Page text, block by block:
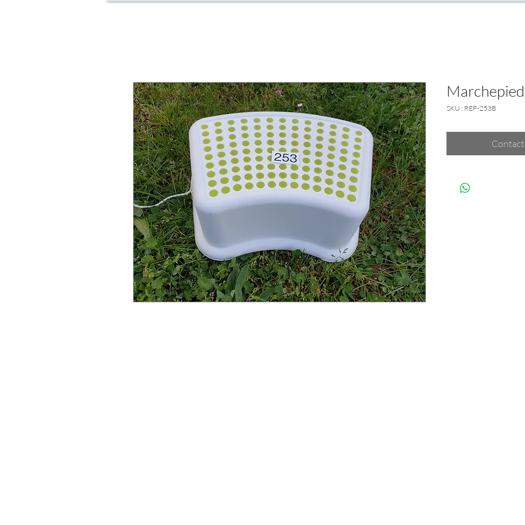
Marchepied
SKU : REF-253B